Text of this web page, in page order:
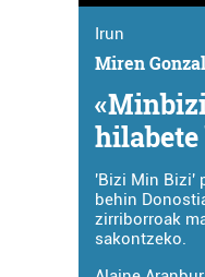
Irun
Miren
hilabete
'Bizi Min Bizi'
behin
zirriborroak
sakontzeko.